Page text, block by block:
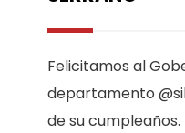
Felicitamos al
departamento
de su cumpleaños.